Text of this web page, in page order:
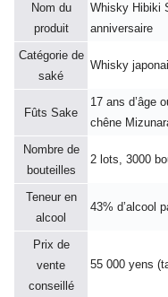
Nom du
produit
Whisky Hibiki
anniversaire
Catégorie de
saké
Whisky
Fûts Sake
17 ans d’âge
chêne
Nombre de
bouteilles
2 lots, 3000
Teneur en
alcool
43% d’alcool
Prix de
vente
conseillé
55 000 yens